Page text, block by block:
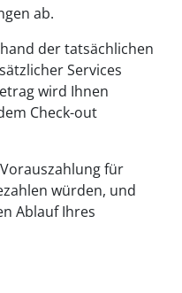
ab.
der tatsächlichen
Services
wird Ihnen
Check-out
für
würden, und
Ablauf Ihres